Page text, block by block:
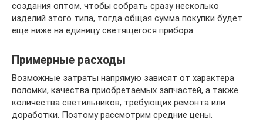
создания оптом, чтобы собрать сразу несколько
изделий этого типа, тогда общая сумма покупки будет
еще ниже на единицу светящегося прибора.
Примерные расходы
Возможные затраты напрямую зависят от характера
поломки, качества приобретаемых запчастей, а также
количества светильников, требующих ремонта или
доработки. Поэтому рассмотрим средние цены.